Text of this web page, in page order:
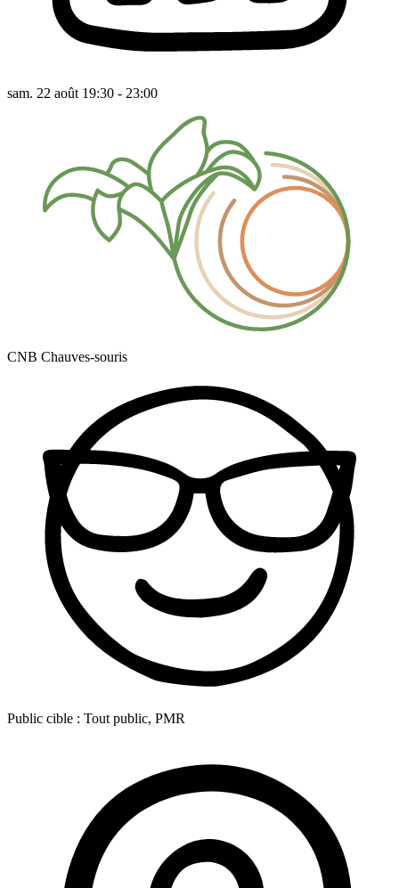
sam. 22 août 19:30 - 23:00
CNB Chauves-souris
Public cible : Tout public, PMR